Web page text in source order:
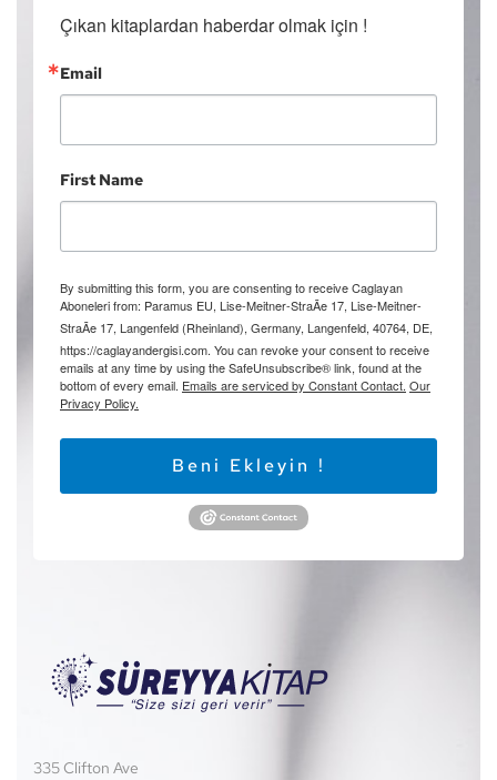
Çıkan kitaplardan haberdar olmak için !
Email
First Name
By submitting this form, you are consenting to receive Caglayan
Aboneleri from: Paramus EU, Lise-Meitner-StraÃe 17, Lise-Meitner-
StraÃe 17, Langenfeld (Rheinland), Germany, Langenfeld, 40764, DE,
https://caglayandergisi.com. You can revoke your consent to receive
emails at any time by using the SafeUnsubscribe® link, found at the
bottom of every email. Emails are serviced by Constant Contact. Our
Privacy Policy.
Beni Ekleyin !
335 Clifton Ave